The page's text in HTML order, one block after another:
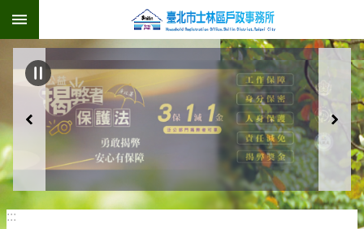
跳到主要內容區塊
:::